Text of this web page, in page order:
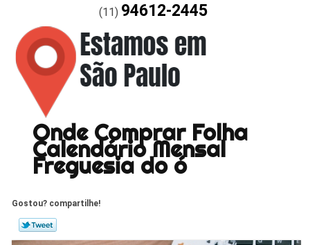
(11) 94612-2445
Onde Comprar Folha
Calendário Mensal
Freguesia do ó
Gostou? compartilhe!